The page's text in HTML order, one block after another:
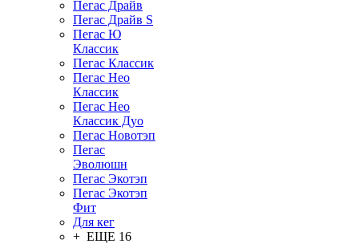
Пегас Драйв
Пегас Драйв S
Пегас Ю
Классик
Пегас Классик
Пегас Нео
Классик
Пегас Нео
Классик Дуо
Пегас Новотэп
Пегас
Эволюшн
Пегас Экотэп
Пегас Экотэп
Фит
Для кег
+ ЕЩЕ 16